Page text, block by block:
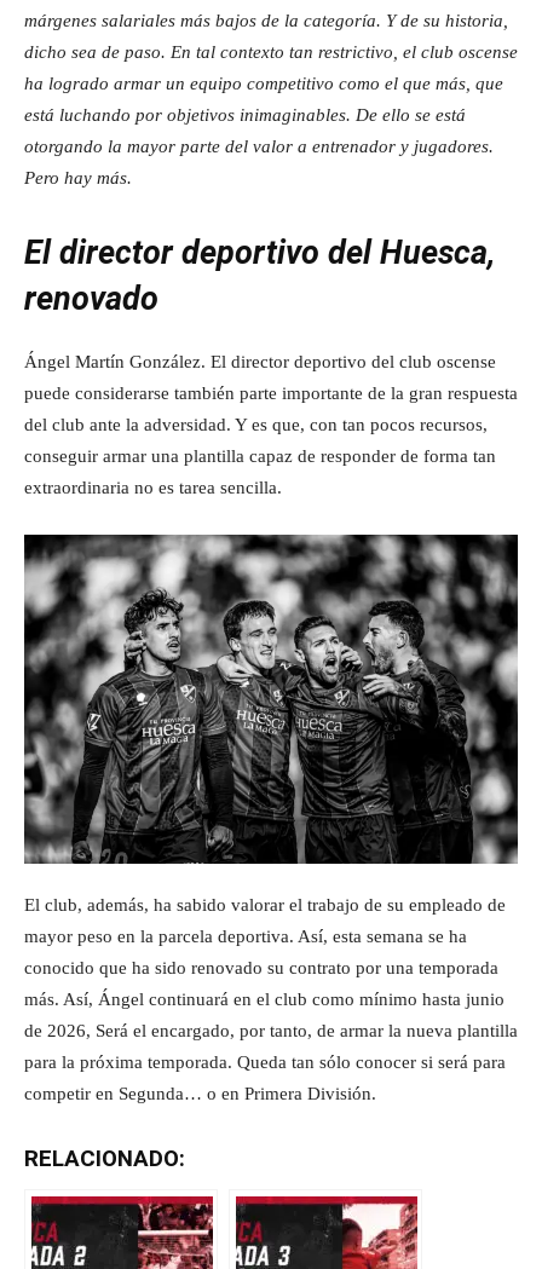
márgenes salariales más bajos de la categoría. Y de su historia,
dicho sea de paso. En tal contexto tan restrictivo, el club oscense
ha logrado armar un equipo competitivo como el que más, que
está luchando por objetivos inimaginables. De ello se está
otorgando la mayor parte del valor a entrenador y jugadores.
Pero hay más.
El director deportivo del Huesca,
renovado
Ángel Martín González. El director deportivo del club oscense
puede considerarse también parte importante de la gran respuesta
del club ante la adversidad. Y es que, con tan pocos recursos,
conseguir armar una plantilla capaz de responder de forma tan
extraordinaria no es tarea sencilla.
El club, además, ha sabido valorar el trabajo de su empleado de
mayor peso en la parcela deportiva. Así, esta semana se ha
conocido que ha sido renovado su contrato por una temporada
más. Así, Ángel continuará en el club como mínimo hasta junio
de 2026, Será el encargado, por tanto, de armar la nueva plantilla
para la próxima temporada. Queda tan sólo conocer si será para
competir en Segunda… o en Primera División.
RELACIONADO: